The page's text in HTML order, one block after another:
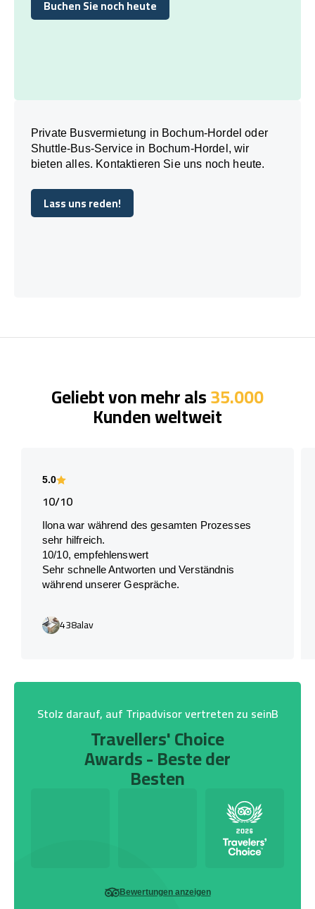
Buchen Sie noch heute
Buchen Sie noch heute
Private Busvermietung in Bochum-Hordel oder
Shuttle-Bus-Service in Bochum-Hordel, wir
bieten alles. Kontaktieren Sie uns noch heute.
Lass uns reden!
Lass uns reden!
Geliebt von mehr als35.000
Kunden weltweit
5.0
10/10
Ilona war während des gesamten Prozesses
sehr hilfreich.
10/10, empfehlenswert
Sehr schnelle Antworten und Verständnis
während unserer Gespräche.
438alav
Stolz darauf, auf Tripadvisor vertreten zu seinB
Travellers' Choice
Awards - Beste der
Besten
Bewertungen anzeigen